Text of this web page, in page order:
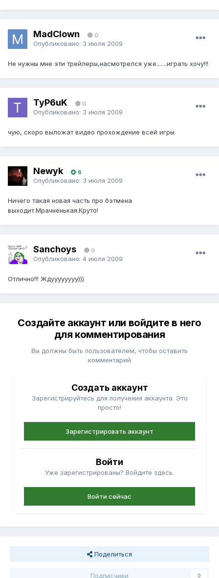
MadClown 0
Опубликовано: 3 июля 2009
Не нужны мне эти трейлеры,насмотрелся уже.......играть хочу!!!
TyP6uK 0
Опубликовано: 3 июля 2009
чую, скоро выложат видео прохождение всей игры
Newyk 6
Опубликовано: 3 июля 2009
Ничего такая новая часть про бэтмена
выходит.Мрачненькая.Круто!
Sanchoys 0
Опубликовано: 4 июля 2009
Отлично!!! Ждуууууууу)))
Создайте аккаунт или войдите в него
для комментирования
Вы должны быть пользователем, чтобы оставить
комментарий
Создать аккаунт
Зарегистрируйтесь для получения аккаунта. Это
просто!
Зарегистрировать аккаунт
Войти
Уже зарегистрированы? Войдите здесь.
Войти сейчас
Поделиться
Подписчики 0